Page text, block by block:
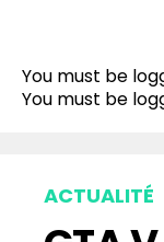
You must be
You must be
ACTUALITÉ